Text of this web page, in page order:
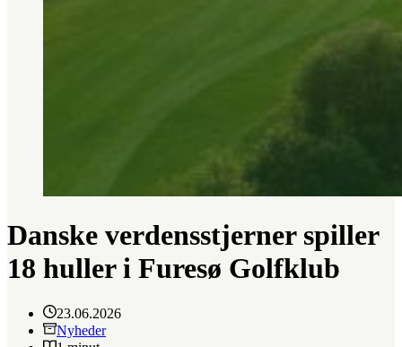
Danske verdensstjerner spiller
18 huller i Furesø Golfklub
23.06.2026
Nyheder